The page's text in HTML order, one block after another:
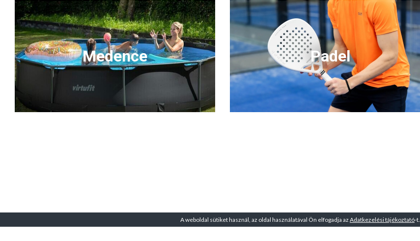
Medence Padel
A weboldal sütiket használ, az oldal használatával Ön elfogadja az Adatkezelési tájékoztató-t.